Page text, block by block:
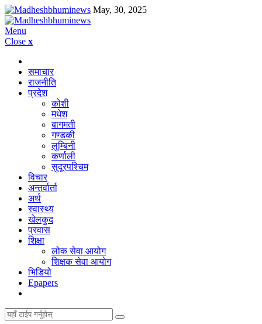
May, 30, 2025
Menu
Close x
समाचार
राजनीति
प्रदेश
कोशी
मधेश
बागमती
गण्डकी
लुम्बिनी
कर्णाली
सुदूरपश्चिम
विचार
अन्तर्वार्ता
अर्थ
स्वास्थ्य
खेलकुद
प्रवास
शिक्षा
लोक सेवा आयोग
शिक्षक सेवा आयोग
भिडियो
Epapers